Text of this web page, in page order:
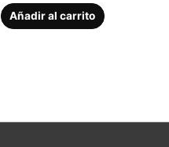
Añadir al carrito